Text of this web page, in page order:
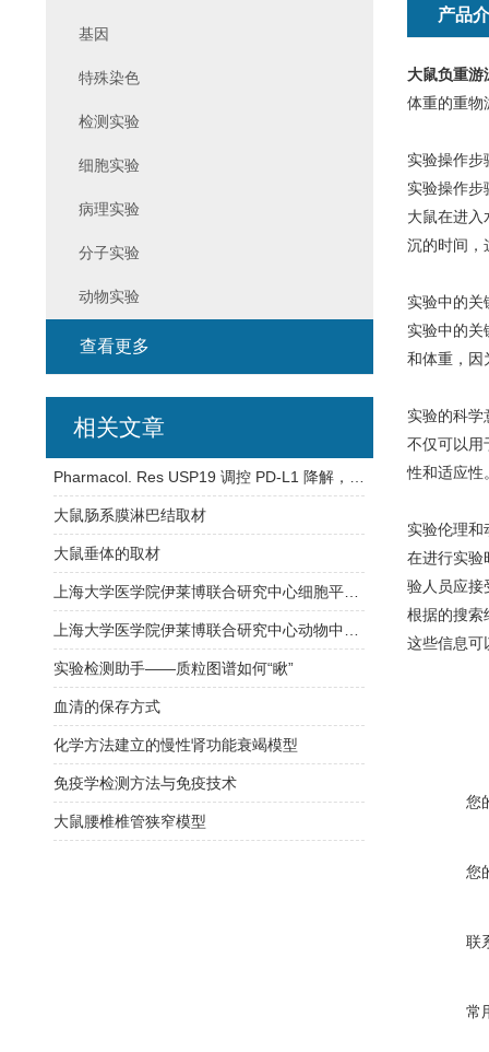
产品
大鼠负重游
体重的重物
实验操作步
实验操作步
大鼠在进入
沉的时间，
实验中的关
实验中的关
和体重，因
实验的科学
不仅可以用
性和适应性
实验伦理和
在进行实验
验人员应接
根据的搜索
这些信息可
您
您
联
常
基因
特殊染色
检测实验
细胞实验
病理实验
分子实验
动物实验
查看更多
相关文章
大鼠肠系膜淋巴结取材
大鼠垂体的取材
实验检测助手——质粒图谱如何“瞅”
血清的保存方式
化学方法建立的慢性肾功能衰竭模型
免疫学检测方法与免疫技术
大鼠腰椎椎管狭窄模型